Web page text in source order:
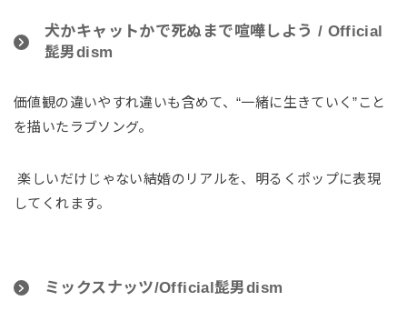
犬かキャットかで死ぬまで喧嘩しよう / Official
髭男dism
価値観の違いやすれ違いも含めて、“一緒に生きていく”こと
を描いたラブソング。
楽しいだけじゃない結婚のリアルを、明るくポップに表現
してくれます。
ミックスナッツ/Official髭男dism